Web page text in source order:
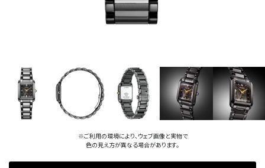
※ご利用の環境により、ウェブ画像と実物で
色の見え方が異なる場合があります。